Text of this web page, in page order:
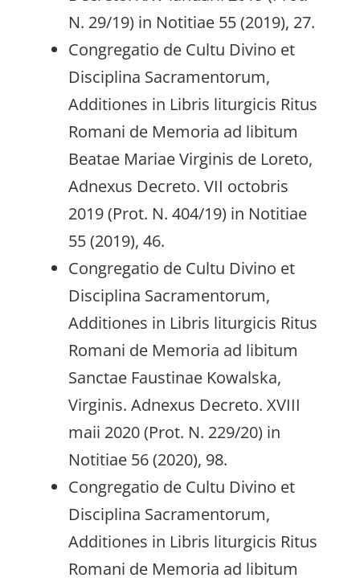
N. 29/19) in Notitiae 55 (2019), 27.
Congregatio de Cultu Divino et
Disciplina Sacramentorum,
Additiones in Libris liturgicis Ritus
Romani de Memoria ad libitum
Beatae Mariae Virginis de Loreto,
Adnexus Decreto. VII octobris
2019 (Prot. N. 404/19) in Notitiae
55 (2019), 46.
Congregatio de Cultu Divino et
Disciplina Sacramentorum,
Additiones in Libris liturgicis Ritus
Romani de Memoria ad libitum
Sanctae Faustinae Kowalska,
Virginis. Adnexus Decreto. XVIII
maii 2020 (Prot. N. 229/20) in
Notitiae 56 (2020), 98.
Congregatio de Cultu Divino et
Disciplina Sacramentorum,
Additiones in Libris liturgicis Ritus
Romani de Memoria ad libitum